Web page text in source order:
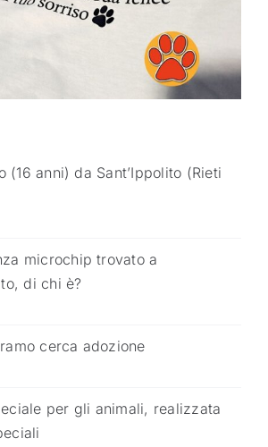
(16 anni) da Sant’Ippolito (Rieti
microchip trovato a
di chi è?
cerca adozione
per gli animali, realizzata